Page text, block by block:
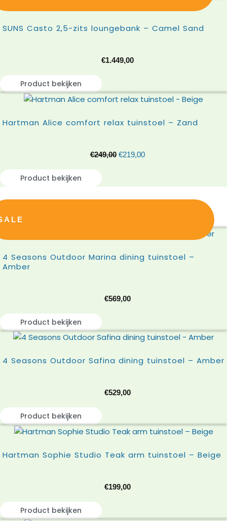
SUNS Casto 2,5-zits loungebank – Camel Sand
€1.449,00
Product bekijken
Hartman Alice comfort relax tuinstoel – Zand
€249,00 €219,00
Product bekijken
4 Seasons Outdoor Marina dining tuinstoel –
Amber
€569,00
Product bekijken
4 Seasons Outdoor Safina dining tuinstoel – Amber
€529,00
Product bekijken
Hartman Sophie Studio Teak arm tuinstoel – Beige
€199,00
Product bekijken